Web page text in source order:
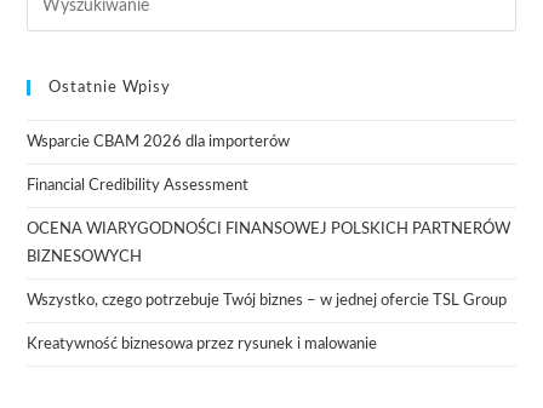
Ostatnie Wpisy
Wsparcie CBAM 2026 dla importerów
Financial Credibility Assessment
OCENA WIARYGODNOŚCI FINANSOWEJ POLSKICH PARTNERÓW
BIZNESOWYCH
Wszystko, czego potrzebuje Twój biznes – w jednej ofercie TSL Group
Kreatywność biznesowa przez rysunek i malowanie